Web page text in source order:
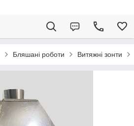
Бляшані роботи Витяжні зонти